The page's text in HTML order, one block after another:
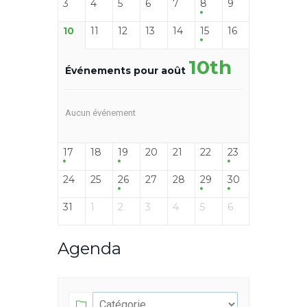
3 4 5 6 7 8 9
10 11 12 13 14 15 16
Événements pour août 10th
Aucun événement
17 18 19 20 21 22 23
24 25 26 27 28 29 30
31 1 2 3 4 5 6
Agenda